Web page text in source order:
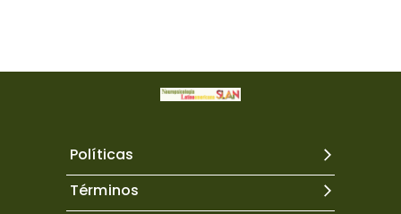
Políticas
Términos